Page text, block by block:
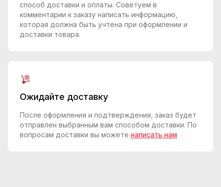
способ доставки и оплаты. Советуем в
комментарии к заказу написать информацию,
которая должна быть учтена при оформлении и
доставки товара.
Ожидайте доставку
После оформления и подтверждения, заказ будет
отправлен выбранным вам способом доставки. По
вопросам доставки вы можете написать нам